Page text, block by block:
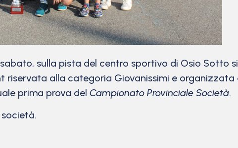
sulla pista del centro sportivo di Osio Sotto
riservata alla categoria Giovanissimi e organizzata
prima prova del Campionato Provinciale Società.